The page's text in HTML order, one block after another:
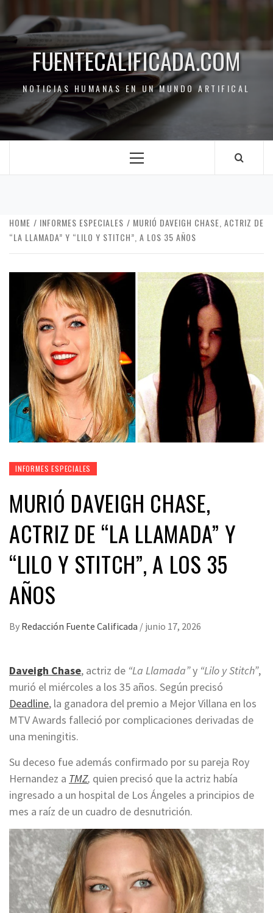
FUENTECALIFICADA.COM
NOTICIAS HUMANAS EN UN MUNDO ARTIFICAL
HOME INFORMES ESPECIALES
MURIÓ DAVEIGH CHASE, ACTRIZ DE
“LA LLAMADA” Y “LILO Y STITCH”, A LOS 35 AÑOS
INFORMES ESPECIALES
MURIÓ DAVEIGH CHASE,
ACTRIZ DE “LA LLAMADA” Y
“LILO Y STITCH”, A LOS 35
AÑOS
By Redacción Fuente Calificada / junio 17, 2026
Daveigh Chase, actriz de “La Llamada”y “Lilo y Stitch”,
murió el miércoles a los 35 años. Según precisó
Deadline, la ganadora del premio a Mejor Villana en los
MTV Awards falleció por complicaciones derivadas de
una meningitis.
Su deceso fue además confirmado por su pareja Roy
Hernandez a TMZ, quien precisó que la actriz había
ingresado a un hospital de Los Ángeles a principios de
mes a raíz de un cuadro de desnutrición.